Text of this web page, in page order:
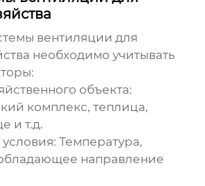
вентиляции для
необходимо учитывать
объекта:
комплекс, теплица,
и т.д.
Температура,
направление